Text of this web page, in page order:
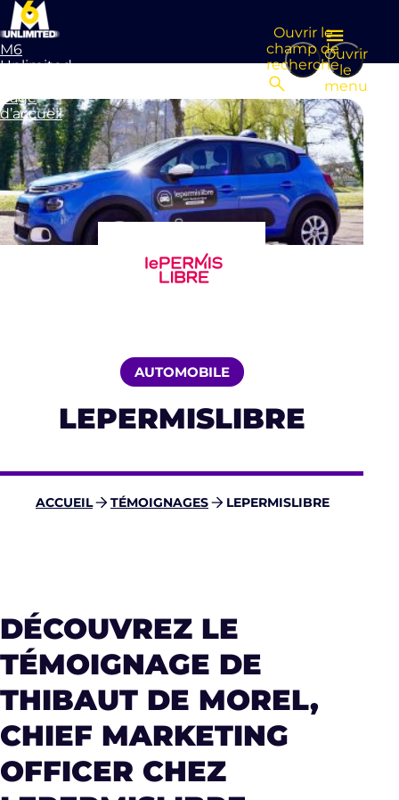
M6
Unlimited
page
d’accueil
Ouvrir
le
menu
Ouvrir le
champ de
recherche
AUTOMOBILE
LEPERMISLIBRE
ACCUEIL TÉMOIGNAGES LEPERMISLIBRE
DÉCOUVREZ LE
TÉMOIGNAGE DE
THIBAUT DE MOREL,
CHIEF MARKETING
OFFICER CHEZ